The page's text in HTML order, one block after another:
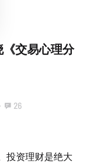
《交易心理分
· 26
投资理财是绝大